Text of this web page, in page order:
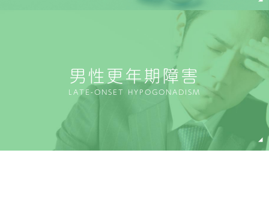
男性更年期障害
LATE-ONSET HYPOGONADISM